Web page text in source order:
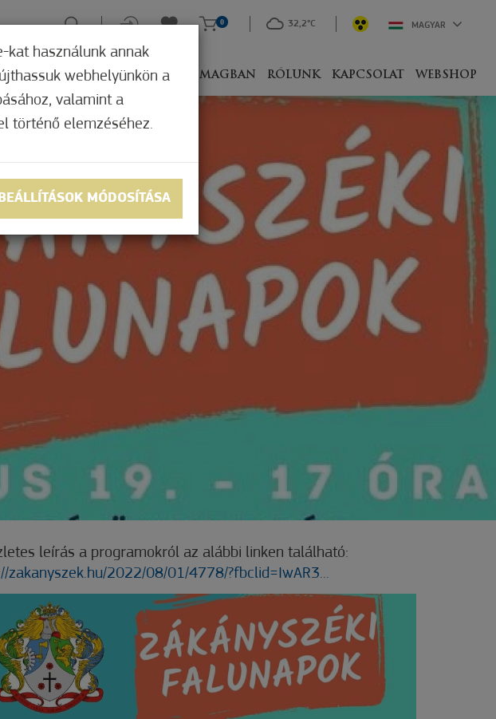
MERRE, MIVEL CSOMAGBAN RÓLUNK KAPCSOLAT WEBSHOP
0 32,2°C MAGYAR
leírás a programokról az alábbi linken található:
zakanyszek.hu/2022/08/01/4778/?fbclid=IwAR3...
kat használunk annak
webhelyünkön a
valamint a
történő elemzéséhez.
MÓDOSÍTÁSA